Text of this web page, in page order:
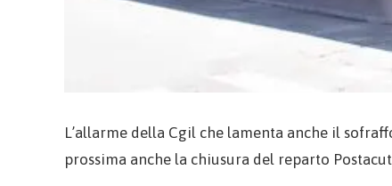
L’allarme della Cgil che lamenta anche il
prossima anche la chiusura del reparto